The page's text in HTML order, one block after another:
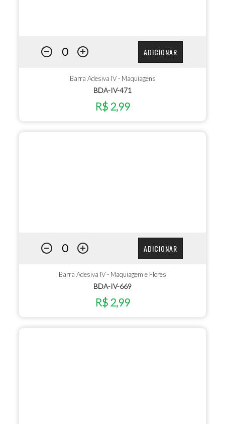
ADICIONAR
Barra Adesiva IV - Maquiagens
BDA-IV-471
R$ 2,99
ADICIONAR
Barra Adesiva IV - Maquiagem e Flores
BDA-IV-669
R$ 2,99